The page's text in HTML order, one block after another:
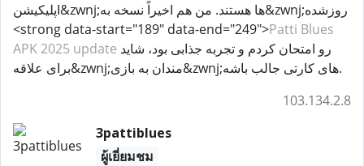
اپلیکیشن&zwnj;ها هستند. من هم اخیراً نسخه به&zwnj;روزشده
<strong data-start="189" data-end="249">Patti Blues
APK 2025 update
برای علاقه&zwnj;مندان به بازی&zwnj;های کارتی جالب باشه.
103.134.2.8
3pattiblues
ผู้เยี่ยมชม